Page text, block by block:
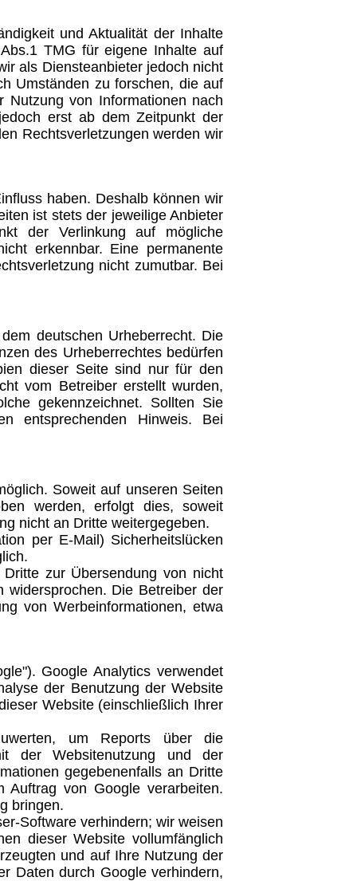
und Aktualität der Inhalte
TMG für eigene Inhalte auf
als Diensteanbieter jedoch nicht
Umständen zu forschen, die auf
Nutzung von Informationen nach
erst ab dem Zeitpunkt der
Rechtsverletzungen werden wir
haben. Deshalb können wir
ist stets der jeweilige Anbieter
der Verlinkung auf mögliche
erkennbar. Eine permanente
nicht zumutbar. Bei
deutschen Urheberrecht. Die
des Urheberrechtes bedürfen
dieser Seite sind nur für den
vom Betreiber erstellt wurden,
gekennzeichnet. Sollten Sie
entsprechenden Hinweis. Bei
Soweit auf unseren Seiten
werden, erfolgt dies, soweit
nicht an Dritte weitergegeben.
per E-Mail) Sicherheitslücken
zur Übersendung von nicht
widersprochen. Die Betreiber der
von Werbeinformationen, etwa
Google Analytics verwendet
der Benutzung der Website
Website (einschließlich Ihrer
um Reports über die
der Websitenutzung und der
gegebenenfalls an Dritte
von Google verarbeiten.
bringen.
Software verhindern; wir weisen
dieser Website vollumfänglich
und auf Ihre Nutzung der
Daten durch Google verhindern,